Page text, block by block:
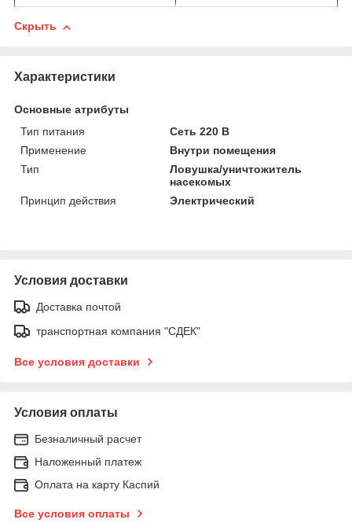
Скрыть
Характеристики
Основные атрибуты
Тип питания
Сеть 220 В
Применение
Внутри помещения
Тип
Ловушка/уничтожитель
насекомых
Принцип действия
Электрический
Условия доставки
Доставка почтой
транспортная компания "СДЕК"
Все условия доставки
Условия оплаты
Безналичный расчет
Наложенный платеж
Оплата на карту Каспий
Все условия оплаты